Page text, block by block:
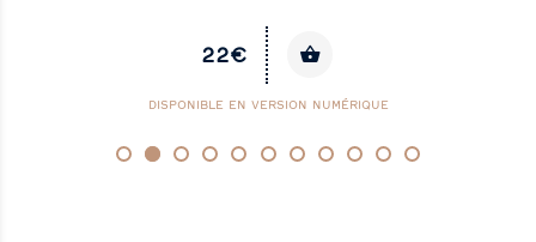
22€
DISPONIBLE EN VERSION NUMÉRIQUE